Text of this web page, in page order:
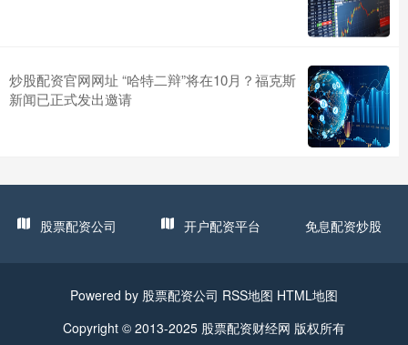
炒股配资官网网址 “哈特二辩”将在10月？福克斯
新闻已正式发出邀请
股票配资公司 开户配资平台 免息配资炒股
Powered by 股票配资公司 RSS地图 HTML地图
Copyright © 2013-2025 股票配资财经网 版权所有